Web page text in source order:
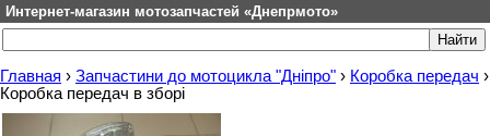
Интернет-магазин мотозапчастей «Днепрмото»
Главная › Запчастини до мотоцикла "Дніпро" › Коробка передач ›
Коробка передач в зборі